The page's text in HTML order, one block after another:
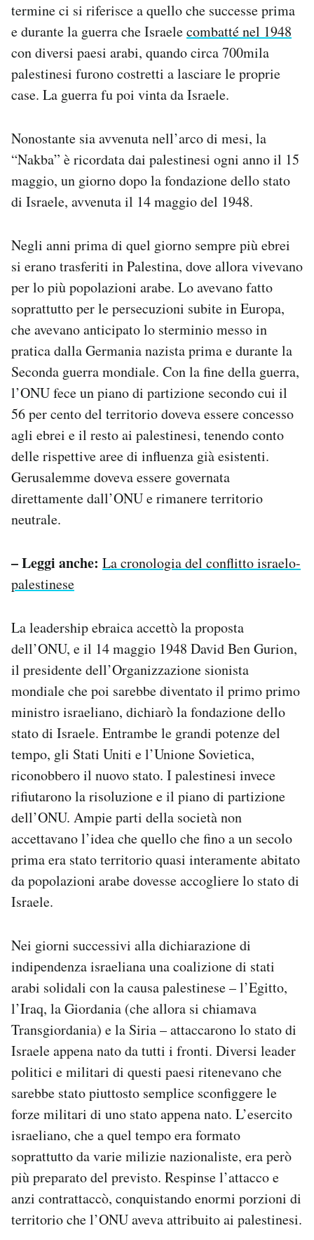
Regala il Post
Hai bisogno di aiuto?
Esci
termine ci si riferisce a quello che successe prima
e durante la guerra che Israelecombatté nel 1948
con diversi paesi arabi, quando circa 700mila
palestinesi furono costretti a lasciare le proprie
case. La guerra fu poi vinta da Israele.
Nonostante sia avvenuta nell’arco di mesi, la
“Nakba” è ricordata dai palestinesi ogni anno il 15
maggio, un giorno dopo la fondazione dello stato
di Israele, avvenuta il 14 maggio del 1948.
Negli anni prima di quel giorno sempre più ebrei
si erano trasferiti in Palestina, dove allora vivevano
per lo più popolazioni arabe. Lo avevano fatto
soprattutto per le persecuzioni subite in Europa,
che avevano anticipato lo sterminio messo in
pratica dalla Germania nazista prima e durante la
Seconda guerra mondiale. Con la fine della guerra,
l’ONU fece un piano di partizione secondo cui il
56 per cento del territorio doveva essere concesso
agli ebrei e il resto ai palestinesi, tenendo conto
delle rispettive aree di influenza già esistenti.
Gerusalemme doveva essere governata
direttamente dall’ONU e rimanere territorio
neutrale.
– Leggi anche: La cronologia del conflitto israelo-
palestinese
La leadership ebraica accettò la proposta
dell’ONU, e il 14 maggio 1948 David Ben Gurion,
il presidente dell’Organizzazione sionista
mondiale che poi sarebbe diventato il primo primo
ministro israeliano, dichiarò la fondazione dello
stato di Israele. Entrambe le grandi potenze del
tempo, gli Stati Uniti e l’Unione Sovietica,
riconobbero il nuovo stato. I palestinesi invece
rifiutarono la risoluzione e il piano di partizione
dell’ONU. Ampie parti della società non
accettavano l’idea che quello che fino a un secolo
prima era stato territorio quasi interamente abitato
da popolazioni arabe dovesse accogliere lo stato di
Israele.
Nei giorni successivi alla dichiarazione di
indipendenza israeliana una coalizione di stati
arabi solidali con la causa palestinese – l’Egitto,
l’Iraq, la Giordania (che allora si chiamava
Transgiordania) e la Siria – attaccarono lo stato di
Israele appena nato da tutti i fronti. Diversi leader
politici e militari di questi paesi ritenevano che
sarebbe stato piuttosto semplice sconfiggere le
forze militari di uno stato appena nato. L’esercito
israeliano, che a quel tempo era formato
soprattutto da varie milizie nazionaliste, era però
più preparato del previsto. Respinse l’attacco e
anzi contrattaccò, conquistando enormi porzioni di
territorio che l’ONU aveva attribuito ai palestinesi.